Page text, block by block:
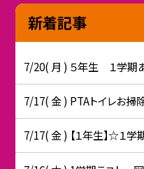
新着記事
7/20( 月 ) ５年生 １学期あ
7/17( 金 ) PTAトイレお掃
7/17( 金 ) 【１年生】☆１